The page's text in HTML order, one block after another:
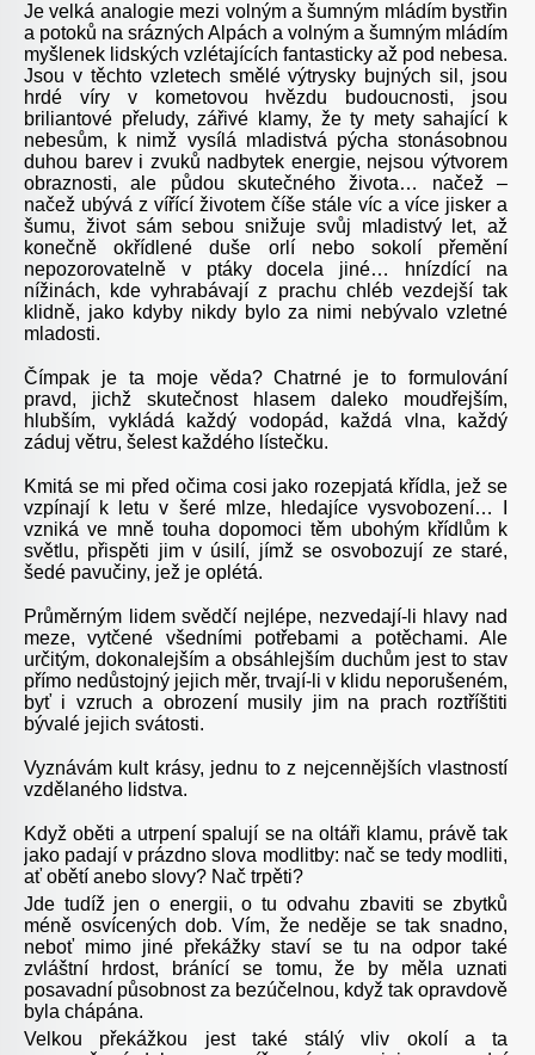
Je velká analogie mezi volným a šumným mládím bystřin
a potoků na srázných Alpách a volným a šumným mládím
myšlenek lidských vzlétajících fantasticky až pod nebesa.
Jsou v těchto vzletech smělé výtrysky bujných sil, jsou
hrdé víry v kometovou hvězdu budoucnosti, jsou
briliantové přeludy, zářivé klamy, že ty mety sahající k
nebesům, k nimž vysílá mladistvá pýcha stonásobnou
duhou barev i zvuků nadbytek energie, nejsou výtvorem
obraznosti, ale půdou skutečného života… načež –
načež ubývá z vířící životem číše stále víc a více jisker a
šumu, život sám sebou snižuje svůj mladistvý let, až
konečně okřídlené duše orlí nebo sokolí přemění
nepozorovatelně v ptáky docela jiné… hnízdící na
nížinách, kde vyhrabávají z prachu chléb vezdejší tak
klidně, jako kdyby nikdy bylo za nimi nebývalo vzletné
mladosti.
Čímpak je ta moje věda? Chatrné je to formulování
pravd, jichž skutečnost hlasem daleko moudřejším,
hlubším, vykládá každý vodopád, každá vlna, každý
záduj větru, šelest každého lístečku.
Kmitá se mi před očima cosi jako rozepjatá křídla, jež se
vzpínají k letu v šeré mlze, hledajíce vysvobození… I
vzniká ve mně touha dopomoci těm ubohým křídlům k
světlu, přispěti jim v úsilí, jímž se osvobozují ze staré,
šedé pavučiny, jež je oplétá.
Průměrným lidem svědčí nejlépe, nezvedají-li hlavy nad
meze, vytčené všedními potřebami a potěchami. Ale
určitým, dokonalejším a obsáhlejším duchům jest to stav
přímo nedůstojný jejich měr, trvají-li v klidu neporušeném,
byť i vzruch a obrození musily jim na prach roztříštiti
bývalé jejich svátosti.
Vyznávám kult krásy, jednu to z nejcennějších vlastností
vzdělaného lidstva.
Když oběti a utrpení spalují se na oltáři klamu, právě tak
jako padají v prázdno slova modlitby: nač se tedy modliti,
ať obětí anebo slovy? Nač trpěti?
Jde tudíž jen o energii, o tu odvahu zbaviti se zbytků
méně osvícených dob. Vím, že neděje se tak snadno,
neboť mimo jiné překážky staví se tu na odpor také
zvláštní hrdost, bránící se tomu, že by měla uznati
posavadní působnost za bezúčelnou, když tak opravdově
byla chápána.
Velkou překážkou jest také stálý vliv okolí a ta